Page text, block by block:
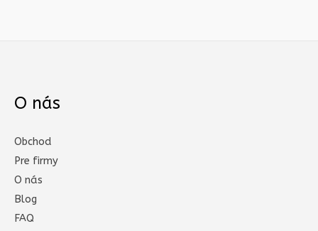
O nás
Obchod
Pre firmy
O nás
Blog
FAQ